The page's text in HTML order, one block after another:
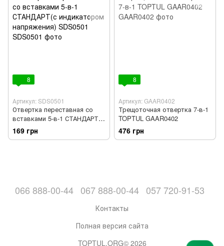
8
Артикул: SDS0501
Отвертка переставная со
вставками 5-в-1 СТАНДАРТ(с
индикатором напряжения)
SDS0501
169 грн
8
Артикул: GAAR0402
Трещоточная отвертка 7-в-1
TOPTUL GAAR0402
476 грн
066 888-00-44 067 888-00-44 057 720-91-53
Контакты
Полная версия сайта
TOPTUL.ORG© 2026